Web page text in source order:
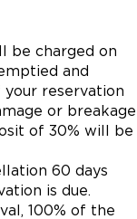
be charged on
and
reservation
or breakage
of 30% will be
60 days
is due.
100% of the